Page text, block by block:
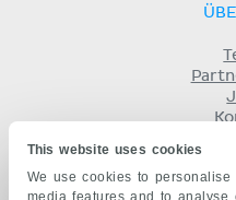
This website uses cookies
We use cookies to
media features and to analyse